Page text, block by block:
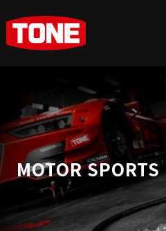
MOTOR